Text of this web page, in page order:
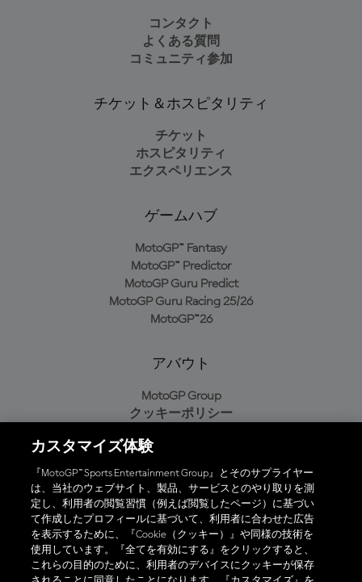
コンタクト
よくある質問
コミュニティ参加
チケット＆ホスピタリティ
チケット
ホスピタリティ
エクスペリエンス
ゲームハブ
MotoGP™ Fantasy
MotoGP™ Predictor
MotoGP Guru Predict
MotoGP Guru Racing 25/26
MotoGP™26
アバウト
MotoGP Group
クッキーポリシー
プライバシーポリシー
購入ポリシー
オフィシャルアプリ
カスタマイズ体験
『MotoGP™ Sports Entertainment Group』とそのサプライヤー
は、当社のウェブサイト、製品、サービスとのやり取りを測
定し、利用者の閲覧習慣（例えば閲覧したページ）に基づい
て作成したプロフィールに基づいて、利用者に合わせた広告
を表示するために、『Cookie（クッキー）』や同様の技術を
使用しています。『全てを有効にする』をクリックすると、
これらの目的のために、利用者のデバイスにクッキーが保存